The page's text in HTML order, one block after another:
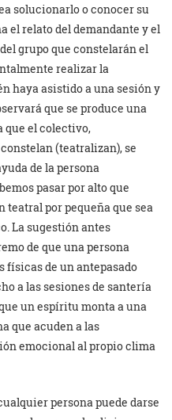
solucionarlo o conocer su
el relato del demandante y el
grupo que constelarán el
realizar la
haya asistido a una sesión y
que se produce una
que el colectivo,
(teatralizan), se
de la persona
pasar por alto que
por pequeña que sea
La sugestión antes
de que una persona
físicas de un antepasado
a las sesiones de santería
un espíritu monta a una
que acuden a las
emocional al propio clima
persona puede darse